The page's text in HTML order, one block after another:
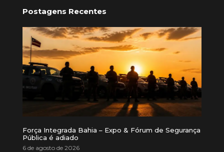
Postagens Recentes
Força Integrada Bahia – Expo & Fórum de Segurança
Pública é adiado
6 de agosto de 2026